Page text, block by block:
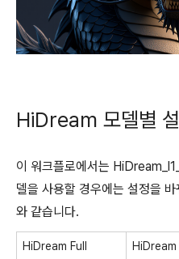
HiDream 모델별
이 워크플로에서는
델을 사용할 경우에는 설정을
와 같습니다.
HiDream Full